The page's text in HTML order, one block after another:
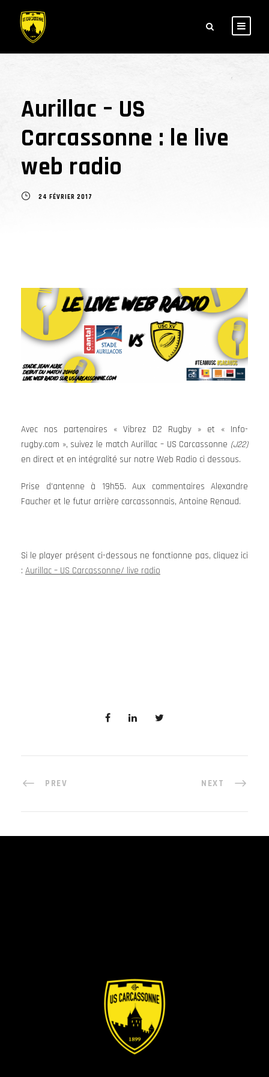
Aurillac – US
Carcassonne : le live
web radio
24 FÉVRIER 2017
Avec nos partenaires « Vibrez D2 Rugby » et « Info-
rugby.com », suivez le match Aurillac – US Carcassonne (J22)
en direct et en intégralité sur notre Web Radio ci dessous.
Prise d’antenne à 19h55. Aux commentaires Alexandre
Faucher et le futur arrière carcassonnais, Antoine Renaud.
Si le player présent ci-dessous ne fonctionne pas, cliquez ici
: Aurillac – US Carcassonne/ live radio
PREV NEXT